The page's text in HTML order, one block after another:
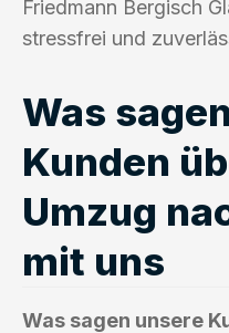
Friedmann Bergisch
stressfrei und
Was
Kunden
Umzug
mit uns
Was sagen unsere